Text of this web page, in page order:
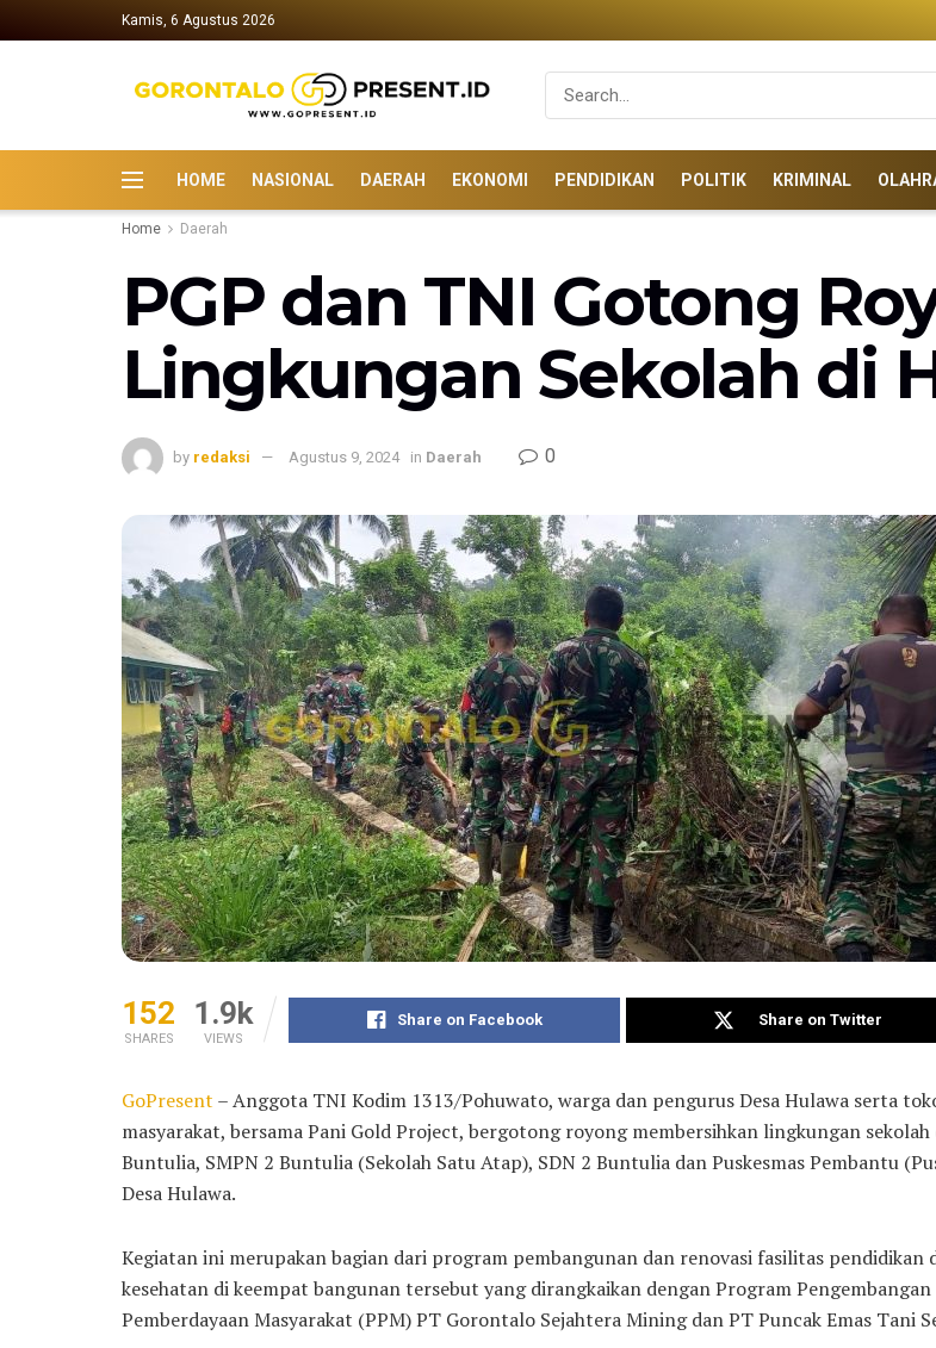
Kamis, 6 Agustus 2026
HOME NASIONAL DAERAH EKONOMI PENDIDIKAN POLITIK KRIMINAL
Home Daerah
PGP dan TNI Gotong
Lingkungan Sekolah di
by redaksi Agustus 9, 2024 in Daerah 0
152
SHARES
1.9k
VIEWS
Share on Facebook Share on Twitter
GoPresent – Anggota TNI Kodim 1313/Pohuwato, warga dan pengurus Desa Hulawa serta
masyarakat, bersama Pani Gold Project, bergotong royong membersihkan lingkungan sekolah
Buntulia, SMPN 2 Buntulia (Sekolah Satu Atap), SDN 2 Buntulia dan Puskesmas Pembantu
Desa Hulawa.
Kegiatan ini merupakan bagian dari program pembangunan dan renovasi fasilitas pendidikan
kesehatan di keempat bangunan tersebut yang dirangkaikan dengan Program Pengembangan
Pemberdayaan Masyarakat (PPM) PT Gorontalo Sejahtera Mining dan PT Puncak Emas Tani